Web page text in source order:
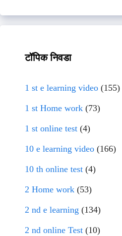
टॉपिक निवडा
1 st e learning video (155)
1 st Home work (73)
1 st online test (4)
10 e learning video (166)
10 th online test (4)
2 Home work (53)
2 nd e learning (134)
2 nd online Test (10)